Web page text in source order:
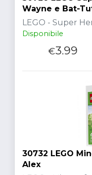
Wayne e Bat-
LEGO - Super
Disponibile
€3.99
30732 LEGO
Alex